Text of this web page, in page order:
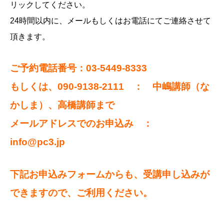
リックしてください。
24時間以内に、メールもしくはお電話にてご連絡させて
頂きます。
ご予約電話番号：03-5449-8333
もしくは、090-9138-2111 ： 中嶋講師（な
かしま）、高橋講師まで
メールアドレスでのお申込み ：
info@pc3.jp
下記お申込みフォームからも、受講申し込みが
できますので、ご利用ください。